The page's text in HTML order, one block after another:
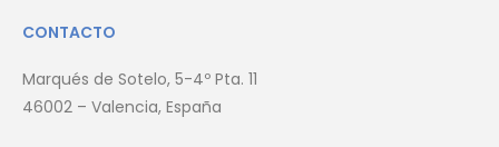
CONTACTO
Marqués de Sotelo, 5-4º Pta. 11
46002 – Valencia, España